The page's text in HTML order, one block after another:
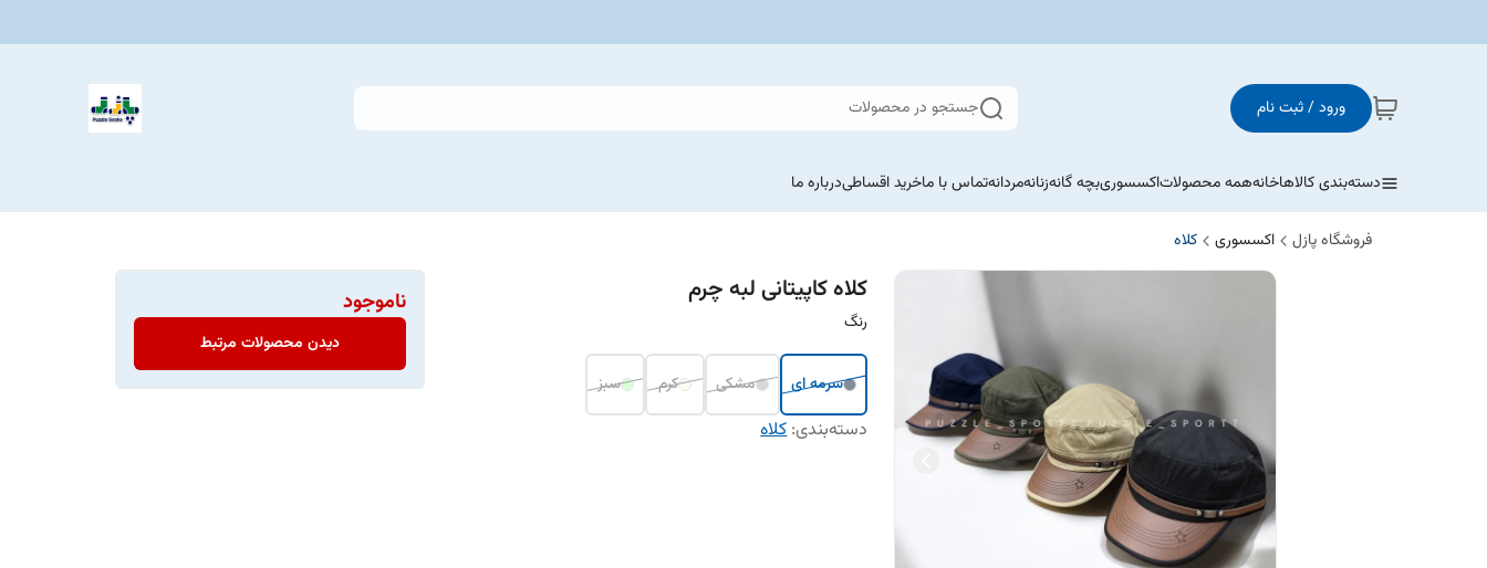
ورود / ثبت نام جستجو در محصولات
دسته‌بندی کالاهاخانههمه محصولاتاکسسوریبچه گانهزنانهمردانهتماس با ماخرید اقساطیدرباره ما
فروشگاه پازل اکسسوری کلاه
کلاه کاپیتانی لبه چرم
رنگ
سرمه ای مشکی کرم سبز
دسته‌بندی:کلاه
ناموجود
دیدن محصولات مرتبط